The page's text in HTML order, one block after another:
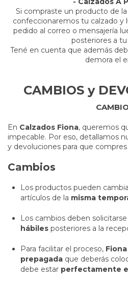
Si compraste un producto de
confeccionaremos tu calzado y
pedido al correo o mensajería
posteriores a
Tené en cuenta que además
demora el
CAMBIOS y
En Calzados Fiona, queremos
impecable. Por eso, detallamos
y devoluciones para que
Cambios
Los productos pueden
artículos de la misma
Los cambios deben
hábiles posteriores a la
Para facilitar el proceso,
prepagada que deberás
debe estar perfectamente